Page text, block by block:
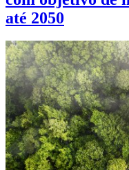
até 2050